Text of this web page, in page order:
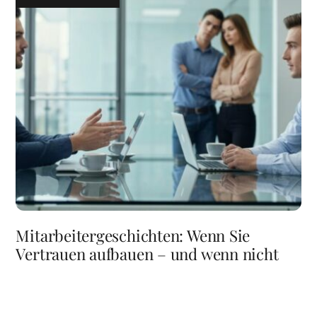
Mitarbeitergeschichten: Wenn Sie
Vertrauen aufbauen – und wenn nicht